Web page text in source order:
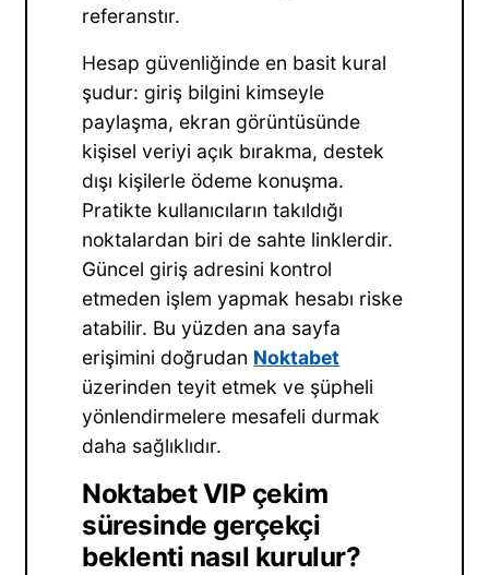
referanstır.
Hesap güvenliğinde en basit kural
şudur: giriş bilgini kimseyle
paylaşma, ekran görüntüsünde
kişisel veriyi açık bırakma, destek
dışı kişilerle ödeme konuşma.
Pratikte kullanıcıların takıldığı
noktalardan biri de sahte linklerdir.
Güncel giriş adresini kontrol
etmeden işlem yapmak hesabı riske
atabilir. Bu yüzden ana sayfa
erişimini doğrudan Noktabet
üzerinden teyit etmek ve şüpheli
yönlendirmelere mesafeli durmak
daha sağlıklıdır.
Noktabet VIP çekim
süresinde gerçekçi
beklenti nasıl kurulur?